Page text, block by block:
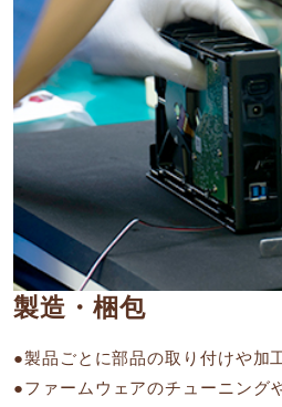
製造・梱包
●製品ごとに部品の取り付けや加
●ファームウェアのチューニング